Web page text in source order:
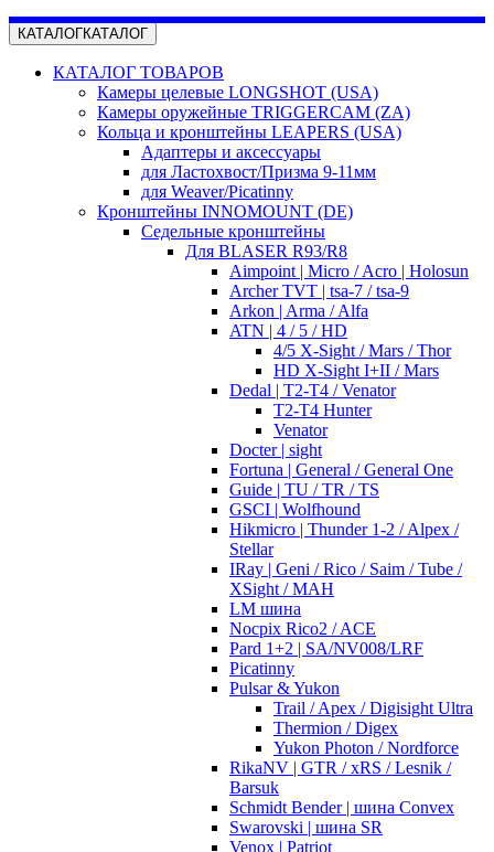
КАТАЛОГКАТАЛОГ
КАТАЛОГ ТОВАРОВ
Камеры целевые LONGSHOT (USA)
Камеры оружейные TRIGGERCAM (ZA)
Кольца и кронштейны LEAPERS (USA)
Адаптеры и аксессуары
для Ластохвост/Призма 9-11мм
для Weaver/Picatinny
Кронштейны INNOMOUNT (DE)
Седельные кронштейны
Для BLASER R93/R8
Aimpoint | Micro / Acro | Holosun
Archer TVT | tsa-7 / tsa-9
Arkon | Arma / Alfa
ATN | 4 / 5 / HD
4/5 X-Sight / Mars / Thor
HD X-Sight I+II / Mars
Dedal | T2-T4 / Venator
T2-T4 Hunter
Venator
Docter | sight
Fortuna | General / General One
Guide | TU / TR / TS
GSCI | Wolfhound
Hikmicro | Thunder 1-2 / Alpex /
Stellar
IRay | Geni / Rico / Saim / Tube /
XSight / MAH
LM шина
Nocpix Rico2 / ACE
Pard 1+2 | SA/NV008/LRF
Picatinny
Pulsar & Yukon
Trail / Apex / Digisight Ultra
Thermion / Digex
Yukon Photon / Nordforce
RikaNV | GTR / xRS / Lesnik /
Barsuk
Schmidt Bender | шина Convex
Swarovski | шина SR
Venox | Patriot